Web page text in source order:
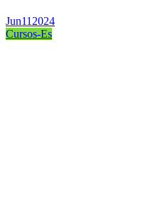
Jun11 2024
Cursos-Es